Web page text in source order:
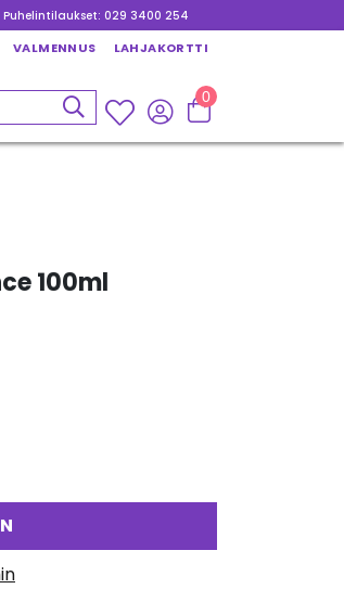
Puhelintilaukset: 029 3400 254
VALMENNUS LAHJAKORTTI
0
100ml